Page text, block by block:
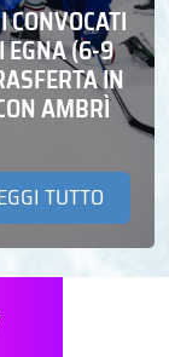
EGNA (6-9
IN
AMBRÌ
TUTTO